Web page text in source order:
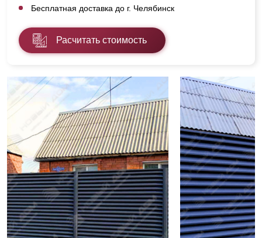
Бесплатная доставка до г. Челябинск
Расчитать стоимость